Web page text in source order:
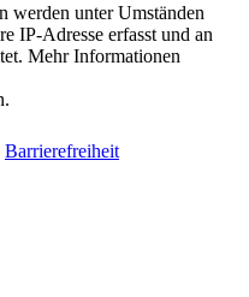
werden unter Umständen
IP-Adresse erfasst und an
Mehr Informationen
Barrierefreiheit